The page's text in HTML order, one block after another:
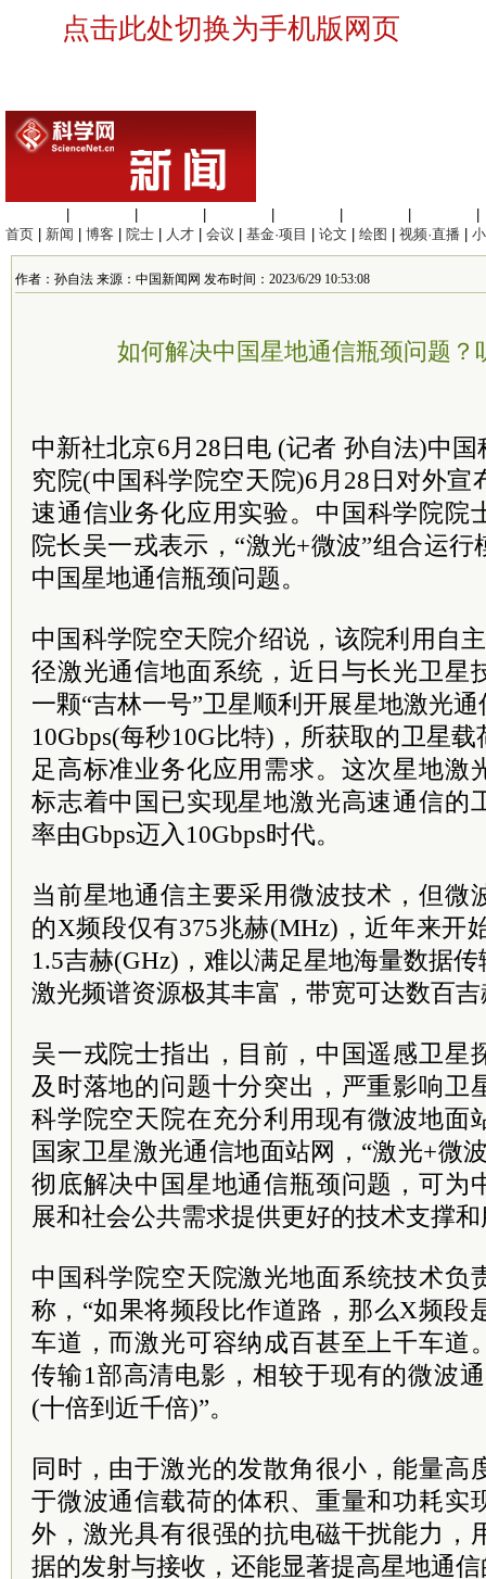
点击此处切换为手机版网页
首页
新闻 博客 院士 人才 会议 基金·项目 论文 绘图 视频·直播
作者：孙自法 来源：中国新闻网 发布时间：2023/6/29 10:53:08
如何解决中国星地通信瓶颈问题？
中新社北京6月28日电 (记者 孙自法)中
究院(中国科学院空天院)6月28日对外宣
速通信业务化应用实验。 中国科学院院
院长吴一戎表示，“激光+微波”组合运
中国星地通信瓶颈问题。
中国科学院空天院介绍说，该院利用自
径激光通信地面系统，近日与长光卫星
一颗“吉林一号”卫星顺利开展星地激光
10Gbps(每秒10G比特)，所获取的卫星
足高标准业务化应用需求。这次星地激
标志着中国已实现星地激光高速通信的
率由Gbps迈入10Gbps时代。
当前星地通信主要采用微波技术，但微
的X频段仅有375兆赫(MHz)，近年来开
1.5吉赫(GHz)，难以满足星地海量数据
激光频谱资源极其丰富，带宽可达数百
吴一戎院士指出，目前，中国遥感卫星
及时落地的问题十分突出，严重影响卫
科学院空天院在充分利用现有微波地面
国家卫星激光通信地面站网，“激光+微
彻底解决中国星地通信瓶颈问题，可为
展和社会公共需求提供更好的技术支撑
中国科学院空天院激光地面系统技术负
称，“如果将频段比作道路，那么X频段
车道，而激光可容纳成百甚至上千车道
传输1部高清电影，相较于现有的微波
(十倍到近千倍)”。
同时，由于激光的发散角很小，能量高
于微波通信载荷的体积、重量和功耗实
外，激光具有很强的抗电磁干扰能力，
据的发射与接收，还能显著提高星地通